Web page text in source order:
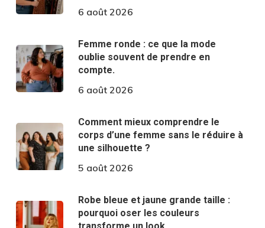
6 août 2026
Femme ronde : ce que la mode
oublie souvent de prendre en
compte.
6 août 2026
Comment mieux comprendre le
corps d’une femme sans le réduire à
une silhouette ?
5 août 2026
Robe bleue et jaune grande taille :
pourquoi oser les couleurs